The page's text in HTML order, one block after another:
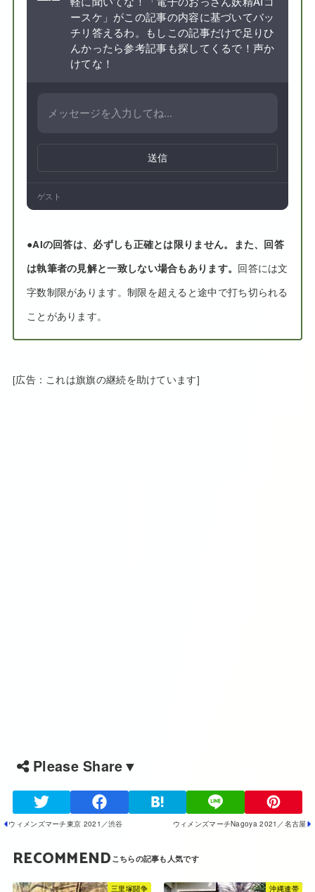
ースケ」がこの記事の内容に基づいてバッ
チリ答えるわ。もしこの記事だけで足りひ
んかったら参考記事も探してくるで！声か
けてな！
送信
ゲスト
●AIの回答は、必ずしも正確とは限りません。また、回答
は執筆者の見解と一致しない場合もあります。 回答には文
字数制限があります。制限を超えると途中で打ち切られる
ことがあります。
[広告：これは旗旗の継続を助けています]
Please Share▼
ウィメンズマーチNagoya 2021／名古屋
ウィメンズマーチ東京 2021／渋谷
RECOMMEND
三里塚闘争 沖縄連帯